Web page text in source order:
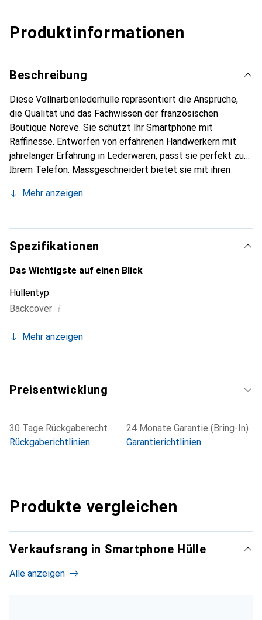
Produktinformationen
Beschreibung
Diese Vollnarbenlederhülle repräsentiert die Ansprüche,
die Qualität und das Fachwissen der französischen
Boutique Noreve. Sie schützt Ihr Smartphone mit
Raffinesse. Entworfen von erfahrenen Handwerkern mit
jahrelanger Erfahrung in Lederwaren, passt sie perfekt zu
Ihrem Telefon. Massgeschneidert bietet sie mit ihren
wird zum schicken und unverzichtbaren Accessoire für Ihr
für ihre hochwertigen Produkte und eine zuverlässige Wahl
für eine anspruchsvolle Kundschaft.
Mehr anzeigen
Spezifikationen
Das Wichtigste auf einen Blick
Hüllentyp
Backcover i
Mehr anzeigen
Preisentwicklung
30 Tage Rückgaberecht
Rückgaberichtlinien
24 Monate Garantie (Bring-In)
Garantierichtlinien
Produkte vergleichen
Verkaufsrang in Smartphone Hülle
Alle anzeigen